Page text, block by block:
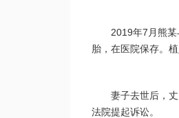
2019年7月熊
胎，在医院保存。
妻子去世后，
法院提起诉讼。